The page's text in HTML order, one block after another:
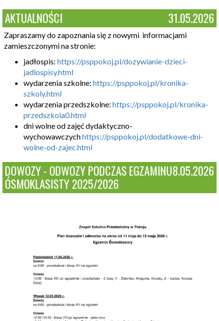
AKTUALNOŚCI 31.05.2026
Zapraszamy do zapoznania się z nowymi informacjami
zamieszczonymi na stronie:
jadłospis: https://psppokoj.pl/dozywianie-dzieci-
jadlospisy.html
wydarzenia szkolne: https://psppokoj.pl/kronika-
szkoly.html
wydarzenia przedszkolne: https://psppokoj.pl/kronika-
przedszkola0.html
dni wolne od zajęć dydaktyczno-
wychowawczychhttps://psppokoj.pl/dodatkowe-dni-
wolne-od-zajec.html
DOWOZY - ODWOZY PODCZAS EGZAMINU
ÓSMOKLASISTY 2025/2026
8.05.2026